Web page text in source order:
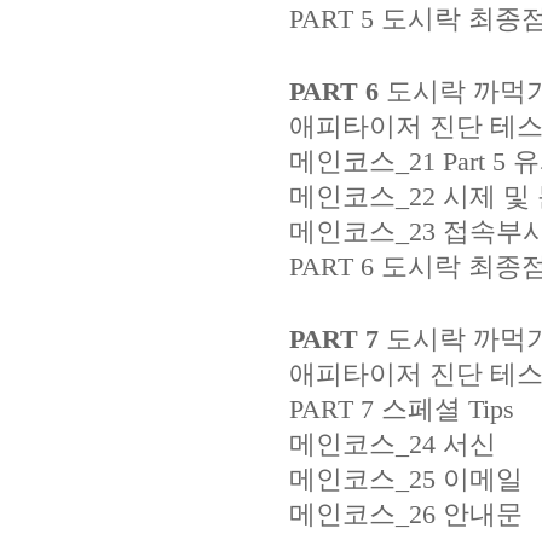
PART 5 도시락 최종
PART 6 도시락 까먹
애피타이저 진단 테
메인코스_21 Part 5
메인코스_22 시제 및
메인코스_23 접속부
PART 6 도시락 최종
PART 7 도시락 까먹
애피타이저 진단 테
PART 7 스페셜 Tips
메인코스_24 서신
메인코스_25 이메일
메인코스_26 안내문